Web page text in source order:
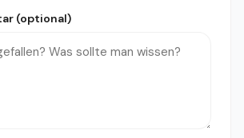
(optional)